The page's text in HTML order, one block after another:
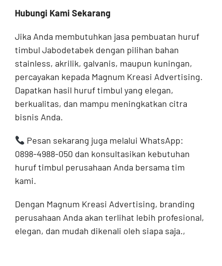
Hubungi Kami Sekarang
Jika Anda membutuhkan jasa pembuatan huruf
timbul Jabodetabek dengan pilihan bahan
stainless, akrilik, galvanis, maupun kuningan,
percayakan kepada Magnum Kreasi Advertising.
Dapatkan hasil huruf timbul yang elegan,
berkualitas, dan mampu meningkatkan citra
bisnis Anda.
Pesan sekarang juga melalui WhatsApp:
0898-4988-050 dan konsultasikan kebutuhan
huruf timbul perusahaan Anda bersama tim
kami.
Dengan Magnum Kreasi Advertising, branding
perusahaan Anda akan terlihat lebih profesional,
elegan, dan mudah dikenali oleh siapa saja.,